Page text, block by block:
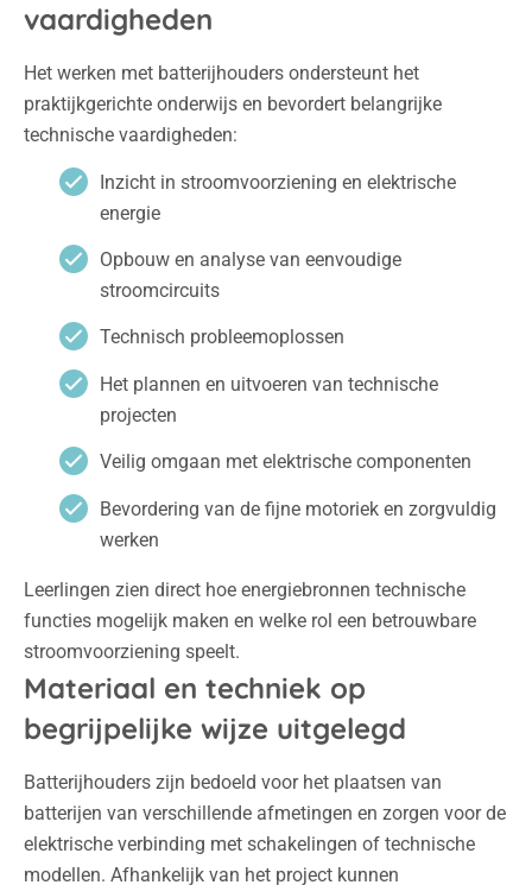
vaardigheden
Het werken met batterijhouders ondersteunt het
praktijkgerichte onderwijs en bevordert belangrijke
technische vaardigheden:
Inzicht in stroomvoorziening en elektrische
energie
Opbouw en analyse van eenvoudige
stroomcircuits
Technisch probleemoplossen
Het plannen en uitvoeren van technische
projecten
Veilig omgaan met elektrische componenten
Bevordering van de fijne motoriek en zorgvuldig
werken
Leerlingen zien direct hoe energiebronnen technische
functies mogelijk maken en welke rol een betrouwbare
stroomvoorziening speelt.
Materiaal en techniek op
begrijpelijke wijze uitgelegd
Batterijhouders zijn bedoeld voor het plaatsen van
batterijen van verschillende afmetingen en zorgen voor de
elektrische verbinding met schakelingen of technische
modellen. Afhankelijk van het project kunnen